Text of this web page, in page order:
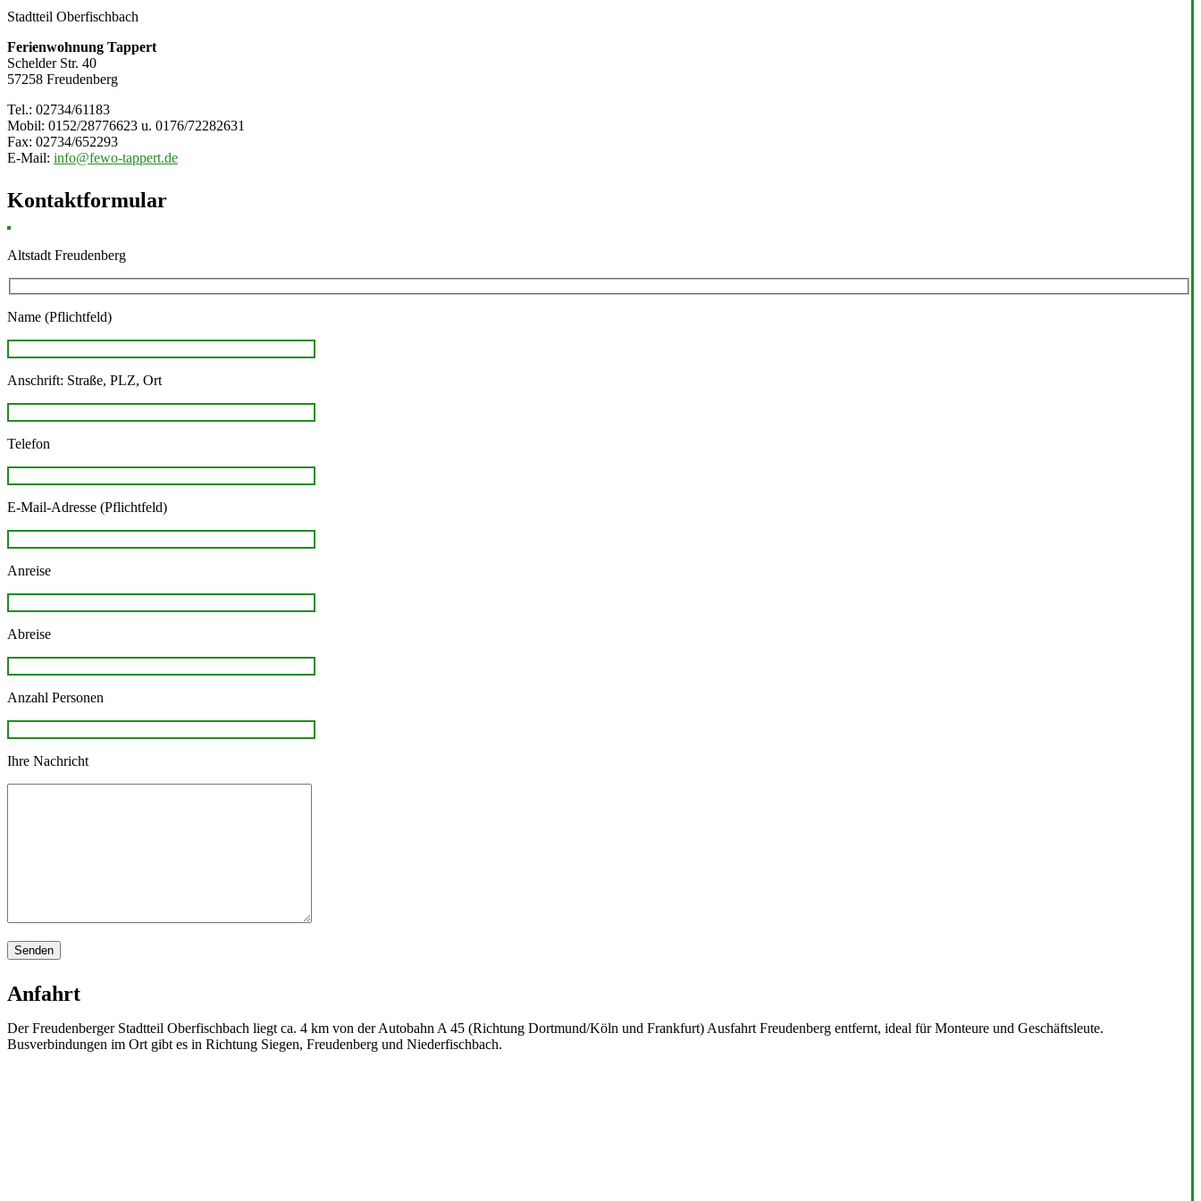
Stadtteil Oberfischbach
Ferienwohnung Tappert
Schelder Str. 40
57258 Freudenberg
Tel.: 02734/61183
Mobil: 0152/28776623 u. 0176/72282631
Fax: 02734/652293
E-Mail: info@fewo-tappert.de
Kontaktformular
Altstadt Freudenberg
Name (Pflichtfeld)
Anschrift: Straße, PLZ, Ort
Telefon
E-Mail-Adresse (Pflichtfeld)
Anreise
Abreise
Anzahl Personen
Ihre Nachricht
Anfahrt
Der Freudenberger Stadtteil Oberfischbach liegt ca. 4 km von der Autobahn A 45 (Richtung Dortmund/Köln und Frankfurt) Ausfahrt Freudenberg entfernt, ideal für Monteure und Geschäftsleute.
Busverbindungen im Ort gibt es in Richtung Siegen, Freudenberg und Niederfischbach.